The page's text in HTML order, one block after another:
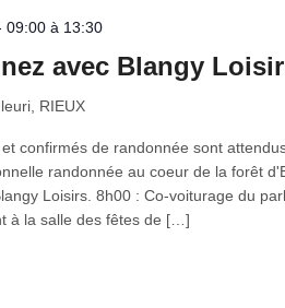
09:00 à 13:30
avec Blangy
RIEUX
confirmés de randonnée sont
randonnée au coeur de la forêt
Loisirs. 8h00 : Co-voiturage du
à la salle des fêtes de […]